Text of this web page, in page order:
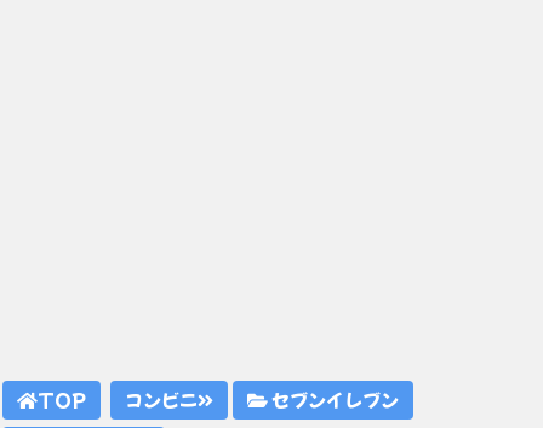
TOP コンビニ
セブンイレブン